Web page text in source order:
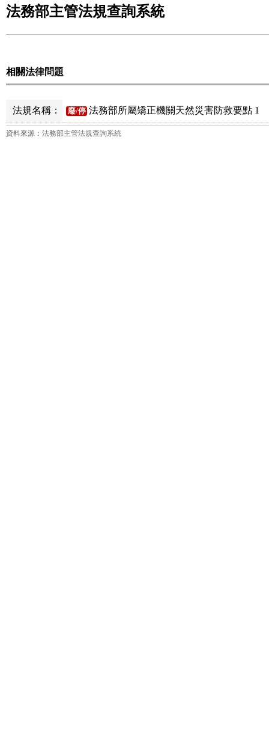
法務部主管法規查詢系統
相關法律問題
法規名稱： 廢/停 法務部所屬矯正機關天然災害防救要點 1
資料來源：法務部主管法規查詢系統